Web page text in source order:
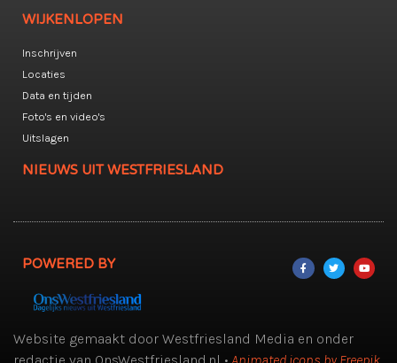
WIJKENLOPEN
Inschrijven
Locaties
Data en tijden
Foto's en video's
Uitslagen
NIEUWS UIT WESTFRIESLAND
POWERED BY
Website gemaakt door Westfriesland Media en onder
redactie van OnsWestfriesland.nl • Animated icons by Freepik